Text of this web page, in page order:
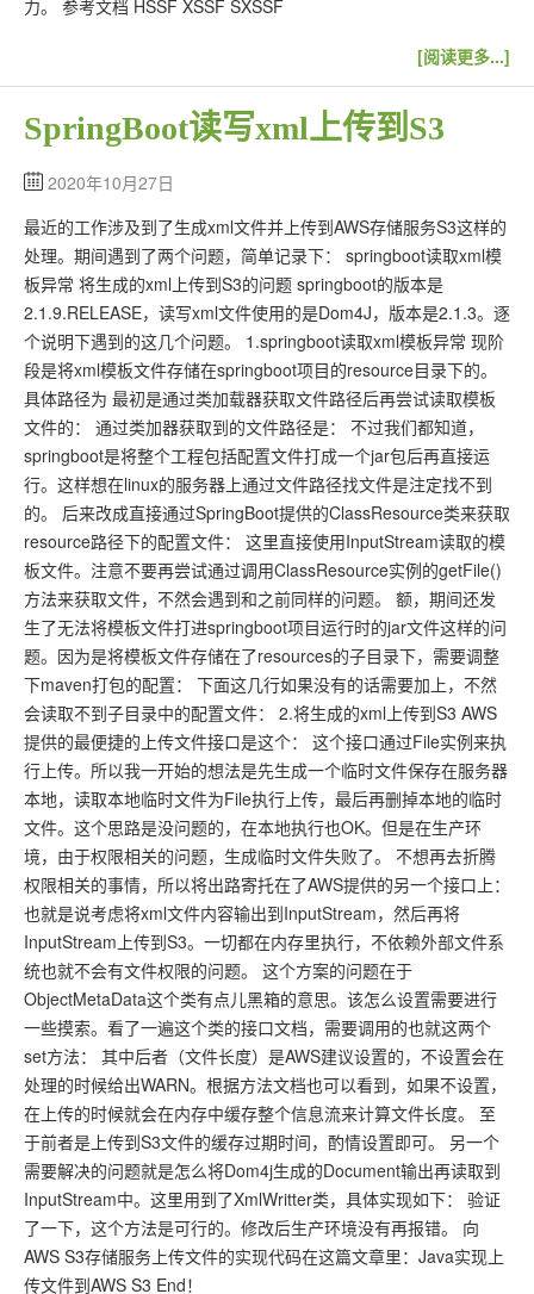
力。 参考文档 HSSF XSSF SXSSF
[阅读更多...]
SpringBoot读写xml上传到S3
2020年10月27日
最近的工作涉及到了生成xml文件并上传到AWS存储服务S3这样的
处理。期间遇到了两个问题，简单记录下： springboot读取xml模
板异常 将生成的xml上传到S3的问题 springboot的版本是
2.1.9.RELEASE，读写xml文件使用的是Dom4J，版本是2.1.3。逐
个说明下遇到的这几个问题。 1.springboot读取xml模板异常 现阶
段是将xml模板文件存储在springboot项目的resource目录下的。
具体路径为 最初是通过类加载器获取文件路径后再尝试读取模板
文件的： 通过类加器获取到的文件路径是： 不过我们都知道，
springboot是将整个工程包括配置文件打成一个jar包后再直接运
行。这样想在linux的服务器上通过文件路径找文件是注定找不到
的。 后来改成直接通过SpringBoot提供的ClassResource类来获取
resource路径下的配置文件： 这里直接使用InputStream读取的模
板文件。注意不要再尝试通过调用ClassResource实例的getFile()
方法来获取文件，不然会遇到和之前同样的问题。 额，期间还发
生了无法将模板文件打进springboot项目运行时的jar文件这样的问
题。因为是将模板文件存储在了resources的子目录下，需要调整
下maven打包的配置： 下面这几行如果没有的话需要加上，不然
会读取不到子目录中的配置文件： 2.将生成的xml上传到S3 AWS
提供的最便捷的上传文件接口是这个： 这个接口通过File实例来执
行上传。所以我一开始的想法是先生成一个临时文件保存在服务器
本地，读取本地临时文件为File执行上传，最后再删掉本地的临时
文件。这个思路是没问题的，在本地执行也OK。但是在生产环
境，由于权限相关的问题，生成临时文件失败了。 不想再去折腾
权限相关的事情，所以将出路寄托在了AWS提供的另一个接口上：
也就是说考虑将xml文件内容输出到InputStream，然后再将
InputStream上传到S3。一切都在内存里执行，不依赖外部文件系
统也就不会有文件权限的问题。 这个方案的问题在于
ObjectMetaData这个类有点儿黑箱的意思。该怎么设置需要进行
一些摸索。看了一遍这个类的接口文档，需要调用的也就这两个
set方法： 其中后者（文件长度）是AWS建议设置的，不设置会在
处理的时候给出WARN。根据方法文档也可以看到，如果不设置，
在上传的时候就会在内存中缓存整个信息流来计算文件长度。 至
于前者是上传到S3文件的缓存过期时间，酌情设置即可。 另一个
需要解决的问题就是怎么将Dom4j生成的Document输出再读取到
InputStream中。这里用到了XmlWritter类，具体实现如下： 验证
了一下，这个方法是可行的。修改后生产环境没有再报错。 向
AWS S3存储服务上传文件的实现代码在这篇文章里：Java实现上
传文件到AWS S3 End！